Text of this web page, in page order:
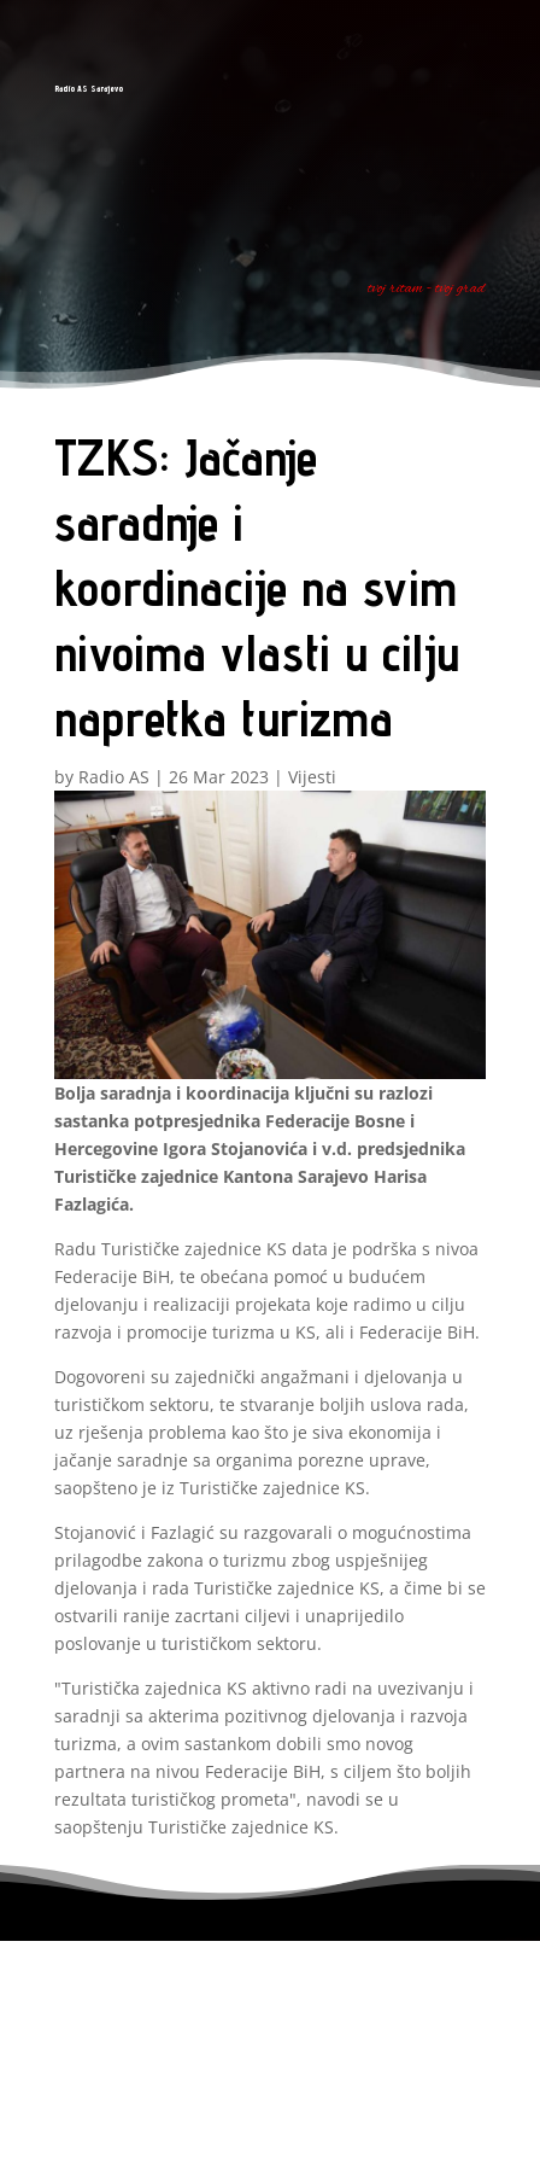
Radio AS Sarajevo
tvoj ritam - tvoj grad
TZKS: Jačanje
saradnje i
koordinacije na svim
nivoima vlasti u cilju
napretka turizma
by Radio AS | 26 Mar 2023 | Vijesti
Bolja saradnja i koordinacija ključni su razlozi
sastanka potpresjednika Federacije Bosne i
Hercegovine Igora Stojanovića i v.d. predsjednika
Turističke zajednice Kantona Sarajevo Harisa
Fazlagića.
Radu Turističke zajednice KS data je podrška s nivoa
Federacije BiH, te obećana pomoć u budućem
djelovanju i realizaciji projekata koje radimo u cilju
razvoja i promocije turizma u KS, ali i Federacije BiH.
Dogovoreni su zajednički angažmani i djelovanja u
turističkom sektoru, te stvaranje boljih uslova rada,
uz rješenja problema kao što je siva ekonomija i
jačanje saradnje sa organima porezne uprave,
saopšteno je iz Turističke zajednice KS.
Stojanović i Fazlagić su razgovarali o mogućnostima
prilagodbe zakona o turizmu zbog uspješnijeg
djelovanja i rada Turističke zajednice KS, a čime bi se
ostvarili ranije zacrtani ciljevi i unaprijedilo
poslovanje u turističkom sektoru.
"Turistička zajednica KS aktivno radi na uvezivanju i
saradnji sa akterima pozitivnog djelovanja i razvoja
turizma, a ovim sastankom dobili smo novog
partnera na nivou Federacije BiH, s ciljem što boljih
rezultata turističkog prometa", navodi se u
saopštenju Turističke zajednice KS.